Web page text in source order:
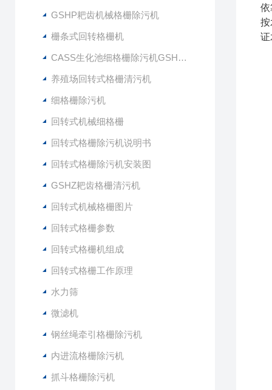
GSHP耙齿机械格栅除污机
栅条式回转格栅机
CASS生化池细格栅除污机GSHZ-1000
养殖场回转式格栅清污机
细格栅除污机
回转式机械细格栅
回转式格栅除污机说明书
回转式格栅除污机安装图
GSHZ耙齿格栅清污机
回转式机械格栅图片
回转式格栅参数
回转式格栅机组成
回转式格栅工作原理
水力筛
微滤机
钢丝绳牵引格栅除污机
内进流格栅除污机
抓斗格栅除污机
依
按
证